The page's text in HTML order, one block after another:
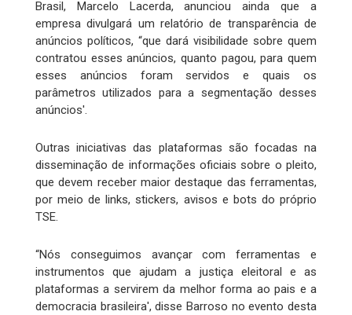
Brasil, Marcelo Lacerda, anunciou ainda que a
empresa divulgará um relatório de transparência de
anúncios políticos, “que dará visibilidade sobre quem
contratou esses anúncios, quanto pagou, para quem
esses anúncios foram servidos e quais os
parâmetros utilizados para a segmentação desses
anúncios'.
Outras iniciativas das plataformas são focadas na
disseminação de informações oficiais sobre o pleito,
que devem receber maior destaque das ferramentas,
por meio de links, stickers, avisos e bots do próprio
TSE.
“Nós conseguimos avançar com ferramentas e
instrumentos que ajudam a justiça eleitoral e as
plataformas a servirem da melhor forma ao pais e a
democracia brasileira', disse Barroso no evento desta